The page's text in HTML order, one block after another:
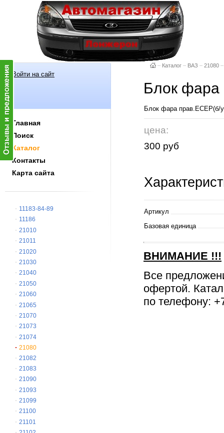
Войти на сайт
Главная
Поиск
Каталог
Контакты
Карта сайта
11183-84-89
11186
21010
21011
21020
21030
21040
21050
21060
21065
21070
21073
21074
21080
21082
21083
21090
21093
21099
21100
21101
– Каталог – ВАЗ – 21080 –
Блок фара
Блок фара
цена:
300 руб
Артикул
Базовая единица
ВНИМАНИЕ !!!
Все
офертой.
по телефону: